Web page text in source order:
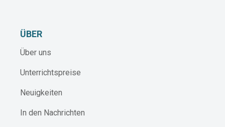
ÜBER
Über uns
Unterrichtspreise
Neuigkeiten
In den Nachrichten